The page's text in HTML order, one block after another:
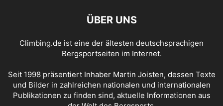
ÜBER UNS
Climbing.de ist eine der ältesten deutschsprachigen
Bergsportseiten im Internet.
Seit 1998 präsentiert Inhaber Martin Joisten, dessen Texte
und Bilder in zahlreichen nationalen und internationalen
Publikationen zu finden sind, aktuelle Informationen aus